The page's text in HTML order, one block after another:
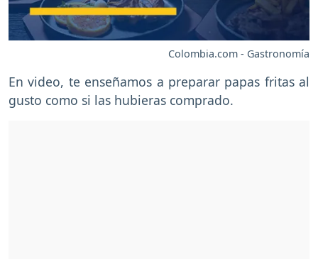
Colombia.com - Gastronomía
En video, te enseñamos a preparar papas fritas al
gusto como si las hubieras comprado.